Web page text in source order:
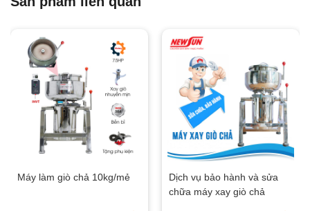
Máy làm giò chả 10kg/mẻ
Dịch vụ bảo hành và sửa
chữa máy xay giò chả